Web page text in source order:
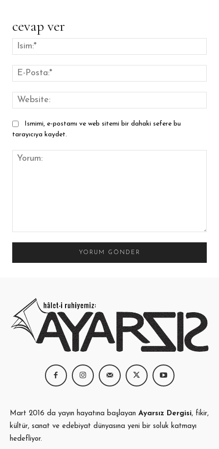
cevap ver
Ismimi, e-postamı ve web sitemi bir dahaki sefere bu
tarayıcıya kaydet.
Mart 2016 da yayın hayatına başlayan Ayarsız Dergisi, fikir,
kültür, sanat ve edebiyat dünyasına yeni bir soluk katmayı
hedefliyor.